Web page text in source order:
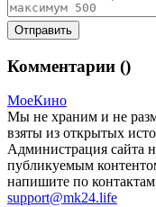
Комментарии ()
МоеКино
Мы не храним и не
взяты из открытых
Администрация сайта
публикуемым
напишите по
support@mk24.life